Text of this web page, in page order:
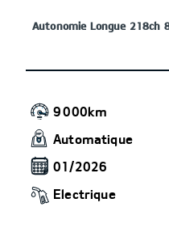
Autonomie Longue 218ch
9 000km
Automatique
01/2026
Electrique